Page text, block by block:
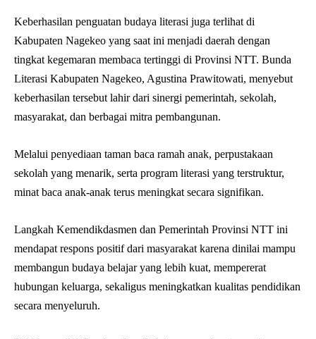
Keberhasilan penguatan budaya literasi juga terlihat di
Kabupaten Nagekeo yang saat ini menjadi daerah dengan
tingkat kegemaran membaca tertinggi di Provinsi NTT. Bunda
Literasi Kabupaten Nagekeo, Agustina Prawitowati, menyebut
keberhasilan tersebut lahir dari sinergi pemerintah, sekolah,
masyarakat, dan berbagai mitra pembangunan.
Melalui penyediaan taman baca ramah anak, perpustakaan
sekolah yang menarik, serta program literasi yang terstruktur,
minat baca anak-anak terus meningkat secara signifikan.
Langkah Kemendikdasmen dan Pemerintah Provinsi NTT ini
mendapat respons positif dari masyarakat karena dinilai mampu
membangun budaya belajar yang lebih kuat, mempererat
hubungan keluarga, sekaligus meningkatkan kualitas pendidikan
secara menyeluruh.